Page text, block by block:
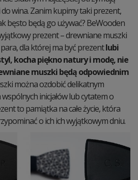
wina. Zanim kupimy taki prezent,
bęsto będą go używać? BeWooden
prezent – drewniane muszki
dla której ma być prezentlubi
kocha piękno natury i modę, nie
muszki będą odpowiednim
można ozdobić delikatnym
inicjałów lub cytatem o
to pamiątka na całe życie, która
o ich ich wyjątkowym dniu.